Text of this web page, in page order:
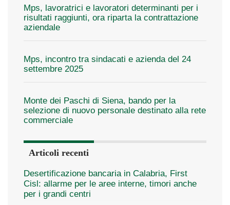
Mps, lavoratrici e lavoratori determinanti per i
risultati raggiunti, ora riparta la contrattazione
aziendale
Mps, incontro tra sindacati e azienda del 24
settembre 2025
Monte dei Paschi di Siena, bando per la
selezione di nuovo personale destinato alla rete
commerciale
Articoli recenti
Desertificazione bancaria in Calabria, First
Cisl: allarme per le aree interne, timori anche
per i grandi centri